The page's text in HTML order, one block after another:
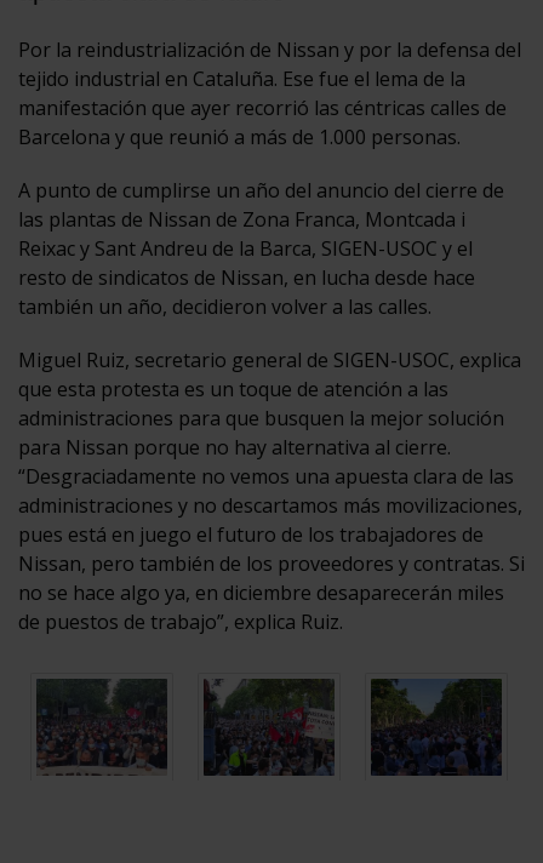
Por la reindustrialización de Nissan y por la defensa del
tejido industrial en Cataluña. Ese fue el lema de la
manifestación que ayer recorrió las céntricas calles de
Barcelona y que reunió a más de 1.000 personas.
A punto de cumplirse un año del anuncio del cierre de
las plantas de Nissan de Zona Franca, Montcada i
Reixac y Sant Andreu de la Barca, SIGEN-USOC y el
resto de sindicatos de Nissan, en lucha desde hace
también un año, decidieron volver a las calles.
Miguel Ruiz, secretario general de SIGEN-USOC, explica
que esta protesta es un toque de atención a las
administraciones para que busquen la mejor solución
para Nissan porque no hay alternativa al cierre.
“Desgraciadamente no vemos una apuesta clara de las
administraciones y no descartamos más movilizaciones,
pues está en juego el futuro de los trabajadores de
Nissan, pero también de los proveedores y contratas. Si
no se hace algo ya, en diciembre desaparecerán miles
de puestos de trabajo”, explica Ruiz.